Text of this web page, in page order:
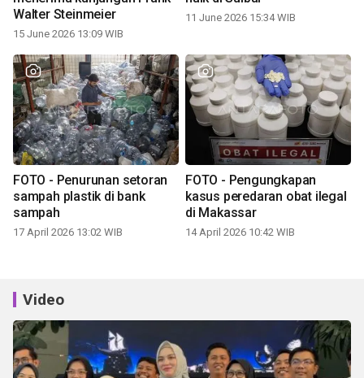
Walter Steinmeier
15 June 2026 13:09 WIB
11 June 2026 15:34 WIB
FOTO - Penurunan setoran
sampah plastik di bank
sampah
17 April 2026 13:02 WIB
FOTO - Pengungkapan
kasus peredaran obat ilegal
di Makassar
14 April 2026 10:42 WIB
Video